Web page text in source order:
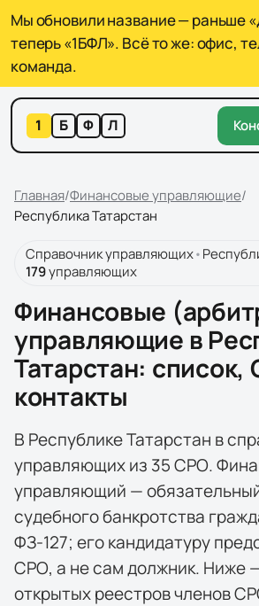
Мы обновили название — раньше
теперь «1БФЛ». Всё то же: офис,
команда.
1 Б Ф Л
Главная/Финансовые управляющие/
Республика Татарстан
Справочник управляющих•
179управляющих
Финансовые
управляющие в
Татарстан: список,
контакты
В Республике Татарстан в
управляющихиз 35СРО.
управляющий —
судебного банкротства
ФЗ-127; его кандидатуру
СРО, а не сам должник. Ниже
открытых реестров членов